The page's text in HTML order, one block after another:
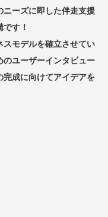
ーズに即した伴走支援
す！
モデルを確立させてい
のユーザーインタビュー
成に向けてアイデアを